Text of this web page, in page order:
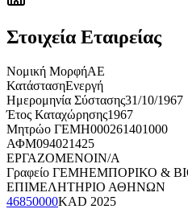
Στοιχεία Εταιρείας
Νομική ΜορφήΑΕ
ΚατάστασηΕνεργή
Ημερομηνία Σύστασης31/10/1967
Έτος Καταχώρησης1967
Μητρώο ΓΕΜΗ000261401000
ΑΦΜ094021425
ΕΡΓΑΖΟΜΕΝΟΙN/A
Γραφείο ΓΕΜΗΕΜΠΟΡΙΚΟ &
ΕΠΙΜΕΛΗΤΗΡΙΟ ΑΘΗΝΩΝ
46850000KAD 2025